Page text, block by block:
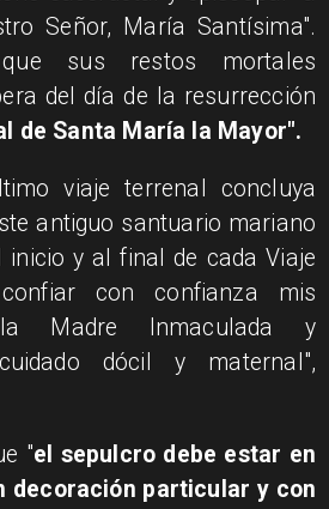
Señor, María Santísima".
sus restos mortales
del día de la resurrección
de Santa María la Mayor".
viaje terrenal concluya
antiguo santuario mariano
y al final de cada Viaje
con confianza mis
Madre Inmaculada y
dócil y maternal",
"el sepulcro debe estar en
decoración particular y con